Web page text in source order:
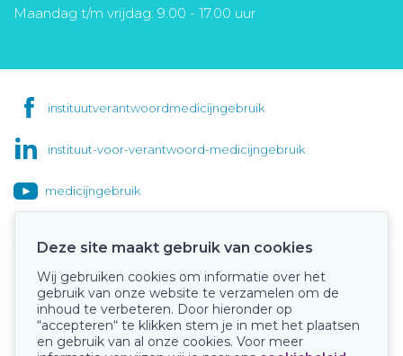
Maandag t/m vrijdag: 9.00 - 17.00 uur
instituutverantwoordmedicijngebruik
instituut-voor-verantwoord-medicijngebruik
medicijngebruik
Onze keurmerken
Deze site maakt gebruik van cookies
Wij gebruiken cookies om informatie over het
gebruik van onze website te verzamelen om de
inhoud te verbeteren. Door hieronder op
“accepteren“ te klikken stem je in met het plaatsen
en gebruik van al onze cookies. Voor meer